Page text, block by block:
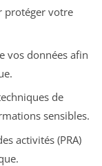
protéger votre
vos données afin
de
sensibles.
activités (PRA)